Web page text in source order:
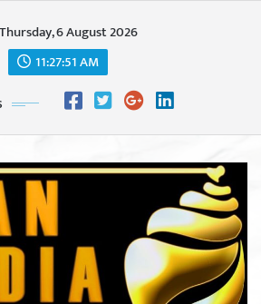
Thursday, 6 August 2026
11:27:53 AM